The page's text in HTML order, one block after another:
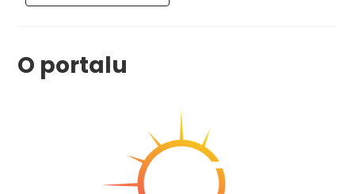
O portalu